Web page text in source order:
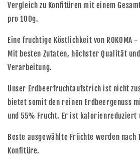
Vergleich zu Konfitüren mit einem
pro 100g.
Eine fruchtige Köstlichkeit von ROKOMA
Mit besten Zutaten, höchster Qualität
Verarbeitung.
Unser Erdbeerfruchtaufstrich ist nicht
bietet somit den reinen Erdbeergenuss
und 55% Frucht. Er ist kalorienreduziert
Beste ausgewählte Früchte werden
Konfitüre.